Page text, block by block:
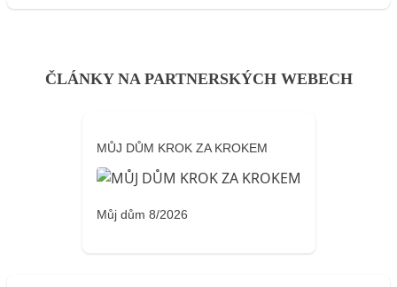
ČLÁNKY NA PARTNERSKÝCH WEBECH
MŮJ DŮM KROK ZA KROKEM
Můj dům 8/2026